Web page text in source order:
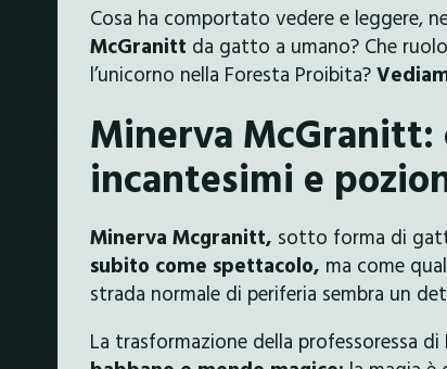
Cosa ha comportato vedere e leggere,
McGranitt da gatto a umano? Che
l’unicorno nella Foresta Proibita?
Minerva McGranitt:
incantesimi e
Minerva Mcgranitt, sotto forma di
subito come spettacolo, ma come
strada normale di periferia sembra un
La trasformazione della professoressa